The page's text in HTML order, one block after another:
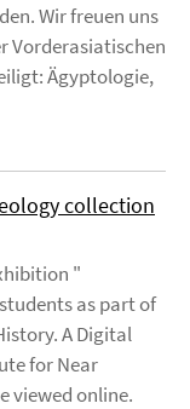
Wir freuen uns
Vorderasiatischen
Ägyptologie,
collection
"
as part of
A Digital
for Near
viewed online.